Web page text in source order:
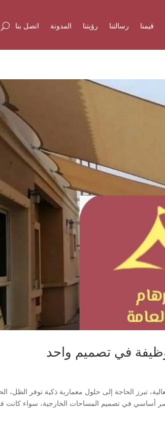
قيمنا رسالتنا رؤيتنا المدونة اتصل بنا
تبرز الحاجة إلى حلول معمارية ذكية توفر الظل،
آنٍ واحد. من هنا تأتي أهمية مظلات خارجية القطيف 2026 كعنصر أساسي في تصميم المساحات الخارجية، سواء